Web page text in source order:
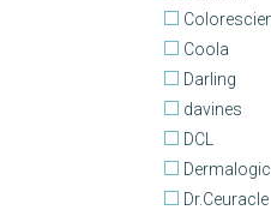
Coola
Darling
davines
DCL
Dr.Ceuracle